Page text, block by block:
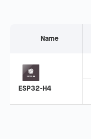
Name
ESP32-H4